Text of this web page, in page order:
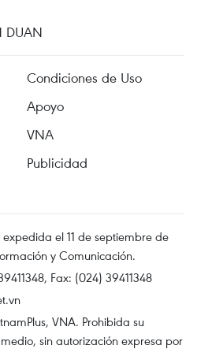
DUAN
Condiciones de Uso
Apoyo
VNA
Publicidad
expedida el 11 de septiembre de
y Comunicación.
Fax: (024) 39411348
VNA. Prohibida su
sin autorización expresa por